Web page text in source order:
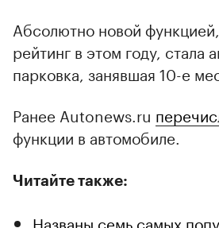
Абсолютно новой
рейтинг в этом году, стала
парковка, занявшая 10-е
Ранее Autonews.ru
функции в автомобиле.
Читайте также:
Названы семь самых